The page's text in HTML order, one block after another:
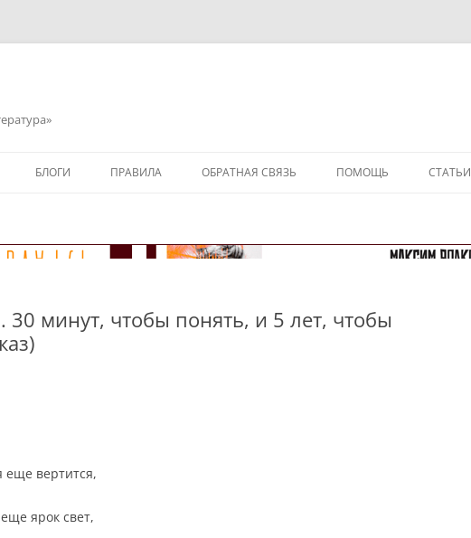
БЛОГИ ПРАВИЛА ОБРАТНАЯ СВЯЗЬ ПОМОЩЬ СТАТЬИ
минут, чтобы понять, и 5 лет, чтобы
еще вертится,
ярок свет,